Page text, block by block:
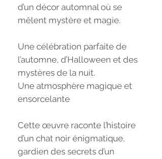
d’un décor automnal où se
mêlent mystère et magie.
Une célébration parfaite de
l’automne, d’Halloween et des
mystères de la nuit.
Une atmosphère magique et
ensorcelante
Cette œuvre raconte l’histoire
d’un chat noir énigmatique,
gardien des secrets d’un